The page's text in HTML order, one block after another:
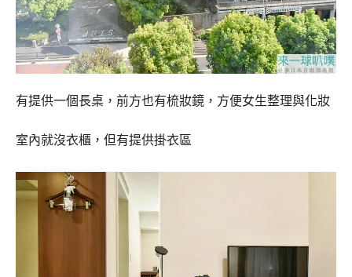
有提供一個長桌，前方也有梳妝鏡，方便女生整理與化妝
室內就沒衣櫃，但有提供掛衣區